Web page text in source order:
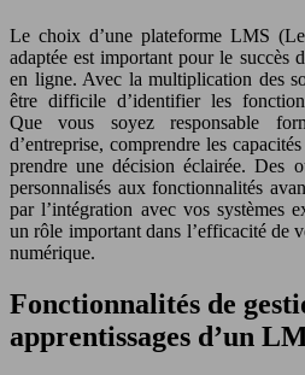
Le choix d’une plateforme LMS
adaptée est important pour le succès
en ligne. Avec la multiplication des
être difficile d’identifier les
Que vous soyez responsable
d’entreprise, comprendre les
prendre une décision éclairée. Des
personnalisés aux fonctionnalités
par l’intégration avec vos systèmes
un rôle important dans l’efficacité de
numérique.
Fonctionnalités de
apprentissages d’un